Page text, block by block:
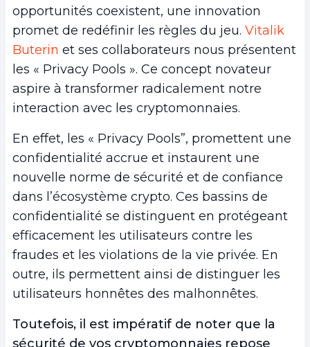
opportunités coexistent, une innovation
promet de redéfinir les règles du jeu. Vitalik
Buterin et ses collaborateurs nous présentent
les « Privacy Pools ». Ce concept novateur
aspire à transformer radicalement notre
interaction avec les cryptomonnaies.
En effet, les « Privacy Pools”, promettent une
confidentialité accrue et instaurent une
nouvelle norme de sécurité et de confiance
dans l’écosystème crypto. Ces bassins de
confidentialité se distinguent en protégeant
efficacement les utilisateurs contre les
fraudes et les violations de la vie privée. En
outre, ils permettent ainsi de distinguer les
utilisateurs honnêtes des malhonnêtes.
Toutefois, il est impératif de noter que la
sécurité de vos cryptomonnaies repose